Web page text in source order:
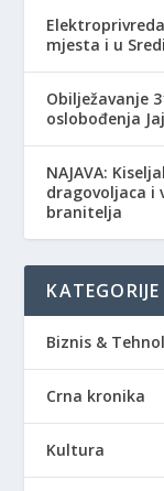
mjesta i u
Obilježavanje
oslobođenja
NAJAVA:
dragovoljaca i
branitelja
KATEGORIJE
Biznis &
Crna kronika
Kultura